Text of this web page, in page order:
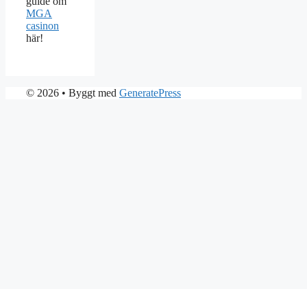
MGA
casinon
här!
© 2026 • Byggt med GeneratePress